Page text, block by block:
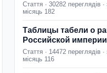
Стаття · 30282 переглядів
місяць 182
Таблицы табели о
Российской империи
Стаття · 14472 переглядів
місяць 116